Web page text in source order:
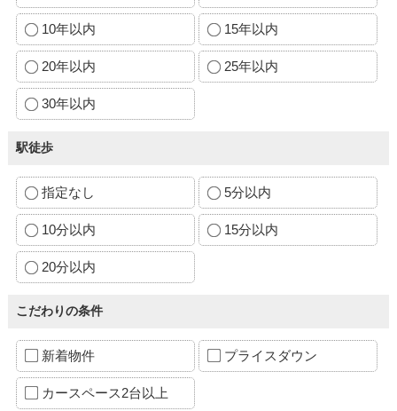
10年以内 15年以内
20年以内 25年以内
30年以内
駅徒歩
指定なし 5分以内
10分以内 15分以内
20分以内
こだわりの条件
新着物件 プライスダウン
カースペース2台以上